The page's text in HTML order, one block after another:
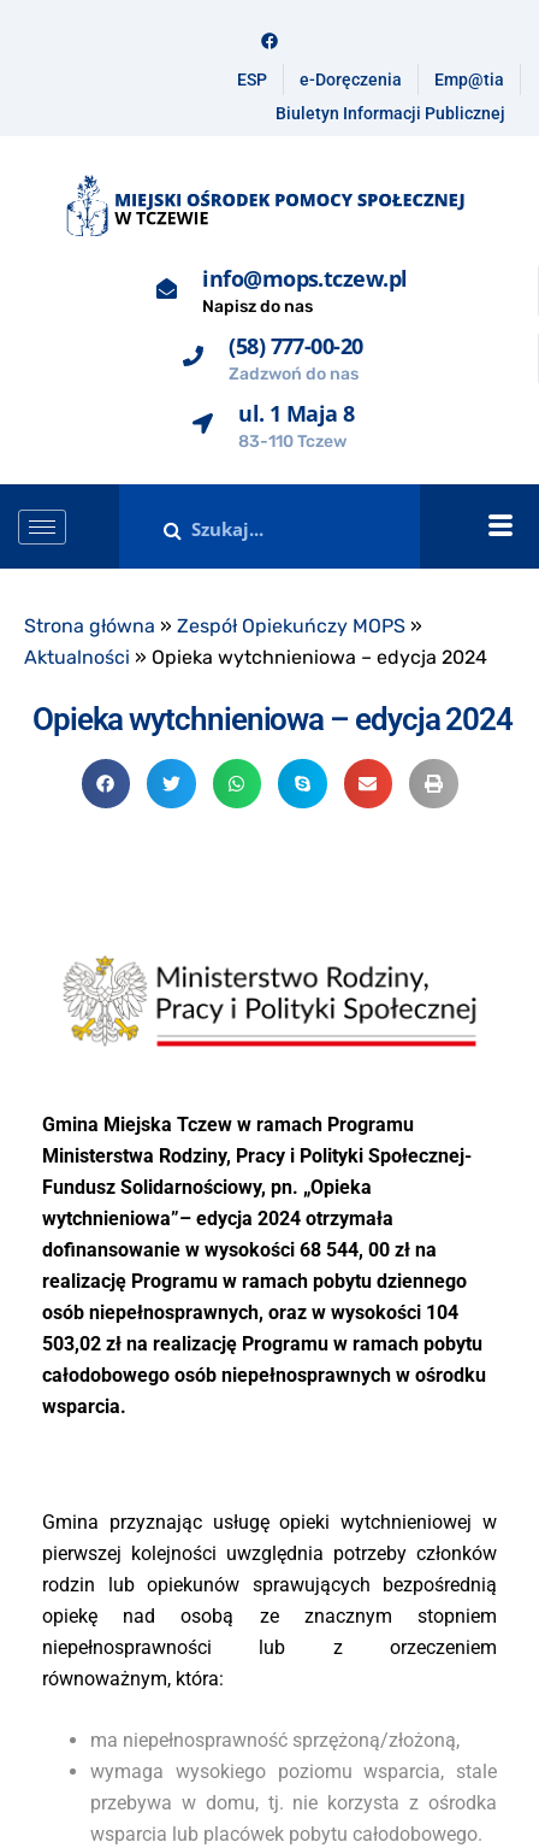
ESP e-Doręczenia
Emp@tia
Biuletyn Informacji Publicznej
info@mops.tczew.pl
Napisz do nas
(58) 777-00-20
Zadzwoń do nas
ul. 1 Maja 8
83-110 Tczew
Strona główna » Zespół Opiekuńczy MOPS »
Aktualności » Opieka wytchnieniowa – edycja 2024
Opieka wytchnieniowa – edycja 2024
Gmina Miejska Tczew w ramach Programu
Ministerstwa Rodziny, Pracy i Polityki Społecznej-
Fundusz Solidarnościowy, pn. „Opieka
wytchnieniowa”– edycja 2024 otrzymała
dofinansowanie w wysokości 68 544, 00 zł na
realizację Programu w ramach pobytu dziennego
osób niepełnosprawnych, oraz w wysokości 104
503,02 zł na realizację Programu w ramach pobytu
całodobowego osób niepełnosprawnych w ośrodku
wsparcia.
Gmina przyznając usługę opieki wytchnieniowej w
pierwszej kolejności uwzględnia potrzeby członków
rodzin lub opiekunów sprawujących bezpośrednią
opiekę nad osobą ze znacznym stopniem
niepełnosprawności lub z orzeczeniem
równoważnym, która:
ma niepełnosprawność sprzężoną/złożoną,
wymaga wysokiego poziomu wsparcia, stale
przebywa w domu, tj. nie korzysta z ośrodka
wsparcia lub placówek pobytu całodobowego.